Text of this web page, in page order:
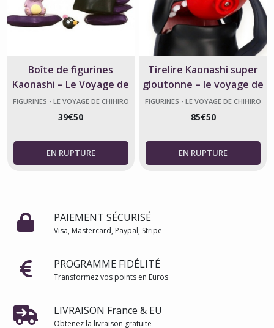
Boîte de figurines
Kaonashi – Le Voyage de
Chihiro
FIGURINES - LE VOYAGE DE CHIHIRO
39€50
Tirelire Kaonashi super
gloutonne – le voyage de
Chihiro
FIGURINES - LE VOYAGE DE CHIHIRO
85€50
PAIEMENT SÉCURISÉ
Visa, Mastercard, Paypal, Stripe
PROGRAMME FIDÉLITÉ
Transformez vos points en Euros
LIVRAISON France & EU
Obtenez la livraison gratuite